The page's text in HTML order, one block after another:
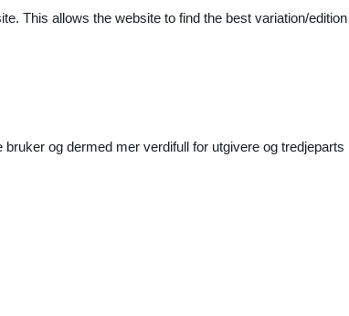
This allows the website to find the best variation/edition
og dermed mer verdifull for utgivere og tredjeparts